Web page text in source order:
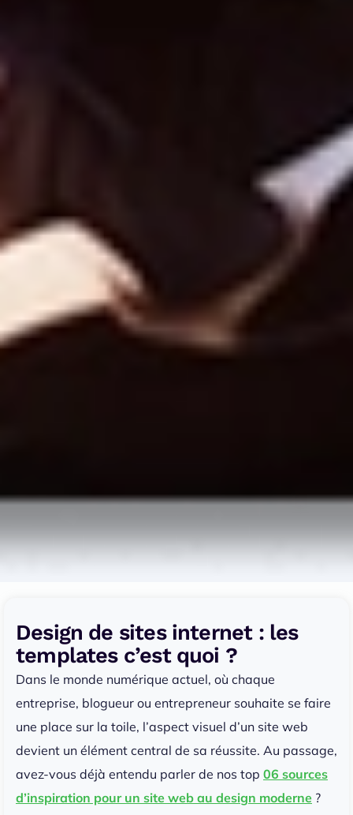
Design de sites internet : les
templates c’est quoi ?
Dans le monde numérique actuel, où chaque
entreprise, blogueur ou entrepreneur souhaite se faire
une place sur la toile, l’aspect visuel d’un site web
devient un élément central de sa réussite. Au passage,
avez-vous déjà entendu parler de nos top 06 sources
d’inspiration pour un site web au design moderne ?